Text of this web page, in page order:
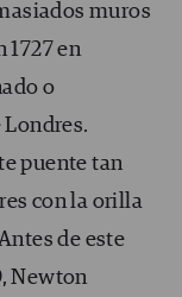
muros
1727 en
o
Londres.
puente tan
con la orilla
de este
Newton